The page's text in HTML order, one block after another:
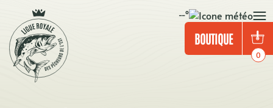
--°
BOUTIQUE
0
Panneau de gestion des cookies